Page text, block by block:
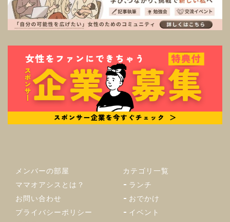
メンバーの部屋
ママオアシスとは？
お問い合わせ
プライバシーポリシー
カテゴリ一覧
ランチ
おでかけ
イベント